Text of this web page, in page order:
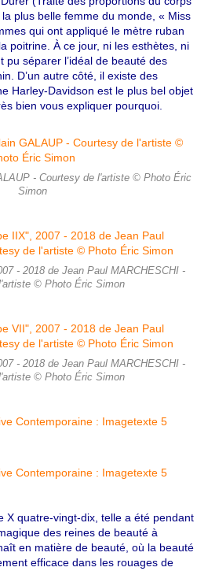
plus belle femme du monde, « Miss
qui ont appliqué le mètre ruban
poitrine. À ce jour, ni les esthètes, ni
pu séparer l’idéal de beauté des
D’un autre côté, il existe des
Harley-Davidson est le plus bel objet
bien vous expliquer pourquoi.
- Courtesy de l'artiste © Photo Éric
Simon
- 2018 de Jean Paul MARCHESCHI -
© Photo Éric Simon
- 2018 de Jean Paul MARCHESCHI -
© Photo Éric Simon
X quatre-vingt-dix, telle a été pendant
des reines de beauté à
en matière de beauté, où la beauté
efficace dans les rouages de